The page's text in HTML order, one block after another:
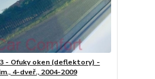
- Ofuky oken (deflektory) -
4-dveř., 2004-2009